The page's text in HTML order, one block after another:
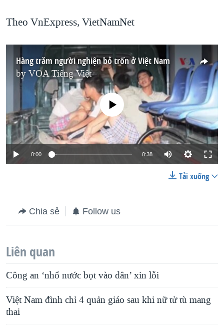
Theo VnExpress, VietNamNet
Hàng trăm người nghiện bỏ trốn ở Việt Nam
by VOA Tiếng Việt
No media source currently available
0:00 0:38
Tải xuống
Chia sẻ Follow us
Liên quan
Công an ‘nhổ nước bọt vào dân’ xin lỗi
Việt Nam đình chỉ 4 quản giáo sau khi nữ tử tù mang
thai